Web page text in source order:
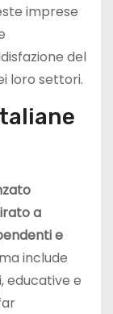
imprese
del
loro settori.
a
e
include
educative e